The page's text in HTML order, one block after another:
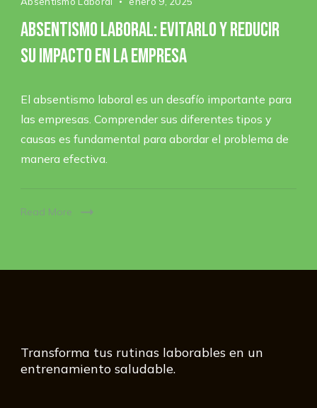
Absentismo laboral: evitarlo y reducir
su impacto en la empresa
El absentismo laboral es un desafío importante para
las empresas. Comprender sus diferentes tipos y
causas es fundamental para abordar el problema de
manera efectiva.
Read More
Transforma tus rutinas laborables en un
entrenamiento saludable.